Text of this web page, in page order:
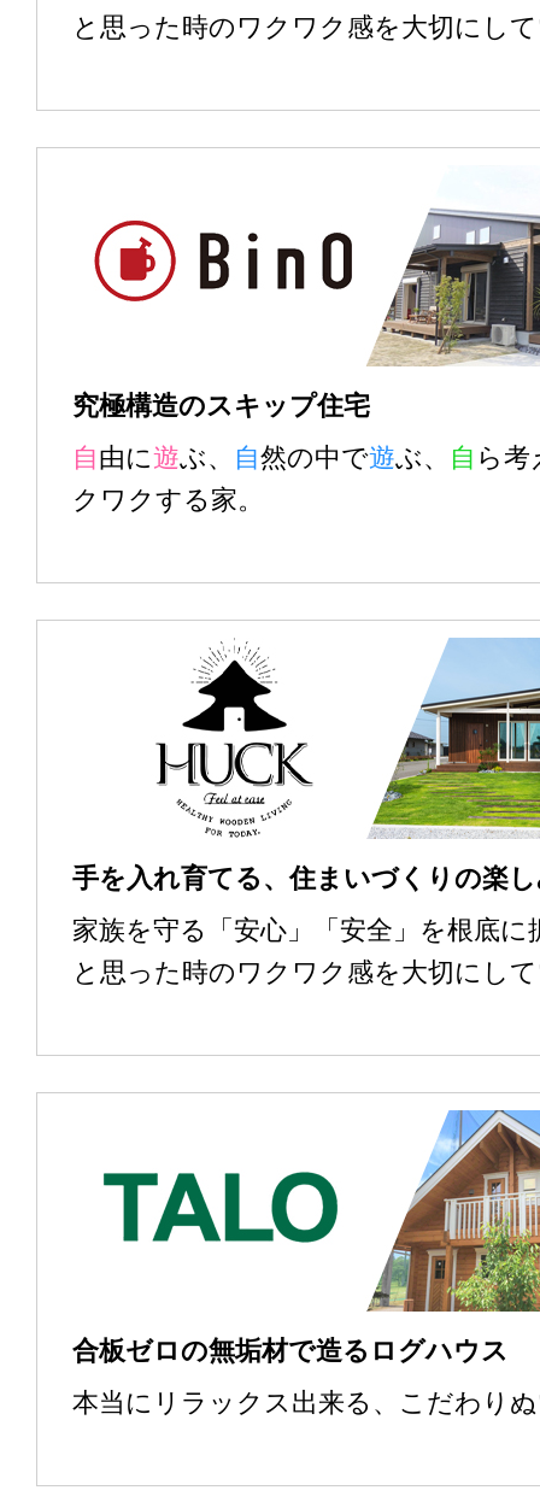
イベント情報
2026.04.20
ィークは展示場へGO!!
平屋＋αの家 完成見
場
ゆりほん 潟上市：新築
イベント情報
2026.03.17
趣味と暮らす。ビルトイ
と思った時のワクワク感を大切にし
究極構造のスキップ住宅
自由に遊ぶ、 自然の中で遊ぶ、 自 ら考
クワクする家。
手を入れ育てる、住まいづくりの楽
家族を守る「安心」「安全」を根底
と思った時のワクワク感を大切にし
合板ゼロの無垢材で造るログハウス
本当にリラックス出来る、こだわり